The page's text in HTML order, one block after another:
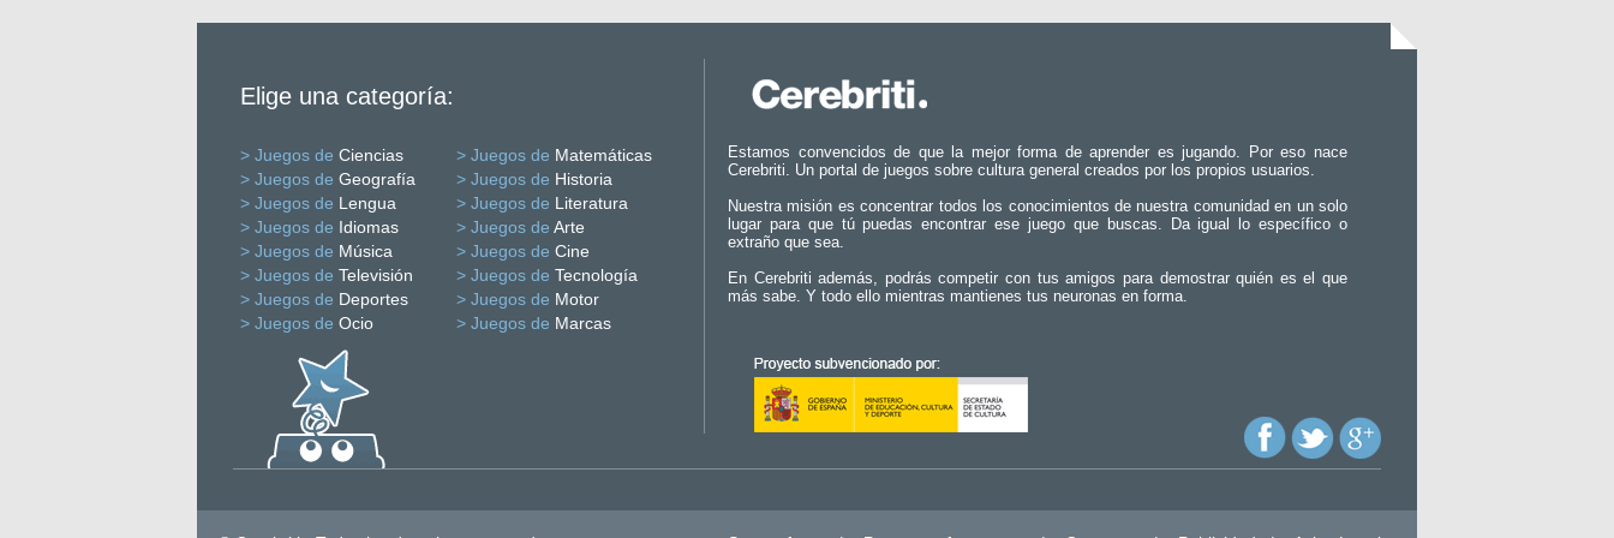
Elige una categoría:
> Juegos de Ciencias > Juegos de Matemáticas
> Juegos de Geografía > Juegos de Historia
> Juegos de Lengua > Juegos de Literatura
> Juegos de Idiomas > Juegos de Arte
> Juegos de Música > Juegos de Cine
> Juegos de Televisión > Juegos de Tecnología
> Juegos de Deportes > Juegos de Motor
> Juegos de Ocio > Juegos de Marcas
Estamos convencidos de que la mejor forma de aprender es jugando. Por eso nace
Cerebriti. Un portal de juegos sobre cultura general creados por los propios usuarios.
Nuestra misión es concentrar todos los conocimientos de nuestra comunidad en un solo
lugar para que tú puedas encontrar ese juego que buscas. Da igual lo específico o
extraño que sea.
En Cerebriti además, podrás competir con tus amigos para demostrar quién es el que
más sabe. Y todo ello mientras mantienes tus neuronas en forma.